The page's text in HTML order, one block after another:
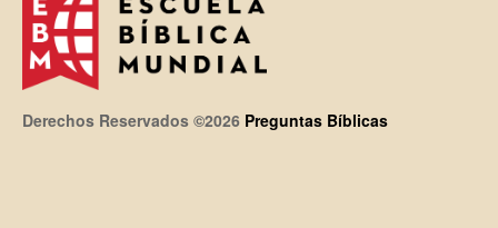
Derechos Reservados ©2026 Preguntas Bíblicas